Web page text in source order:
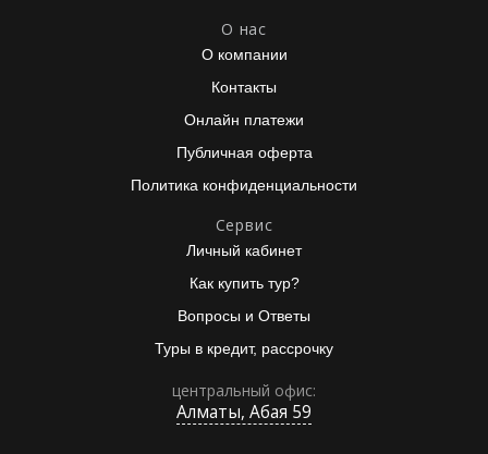
О нас
О компании
Контакты
Онлайн платежи
Публичная оферта
Политика конфиденциальности
Сервис
Личный кабинет
Как купить тур?
Вопросы и Ответы
Туры в кредит, рассрочку
центральный офис:
Алматы, Абая 59